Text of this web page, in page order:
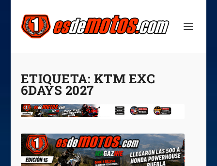
ETIQUETA: KTM EXC
6DAYS 2027